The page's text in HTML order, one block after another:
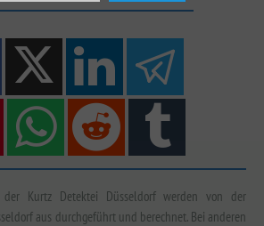
der Kurtz Detektei Düsseldorf werden von der
aus durchgeführt und berechnet. Bei anderen